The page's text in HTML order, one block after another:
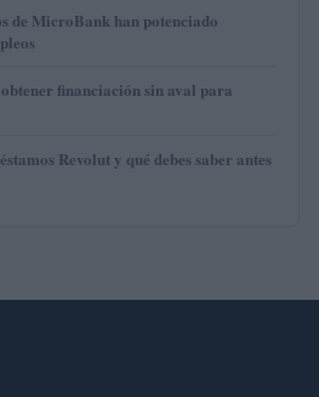
de MicroBank han potenciado
financiación sin aval para
Revolut y qué debes saber antes